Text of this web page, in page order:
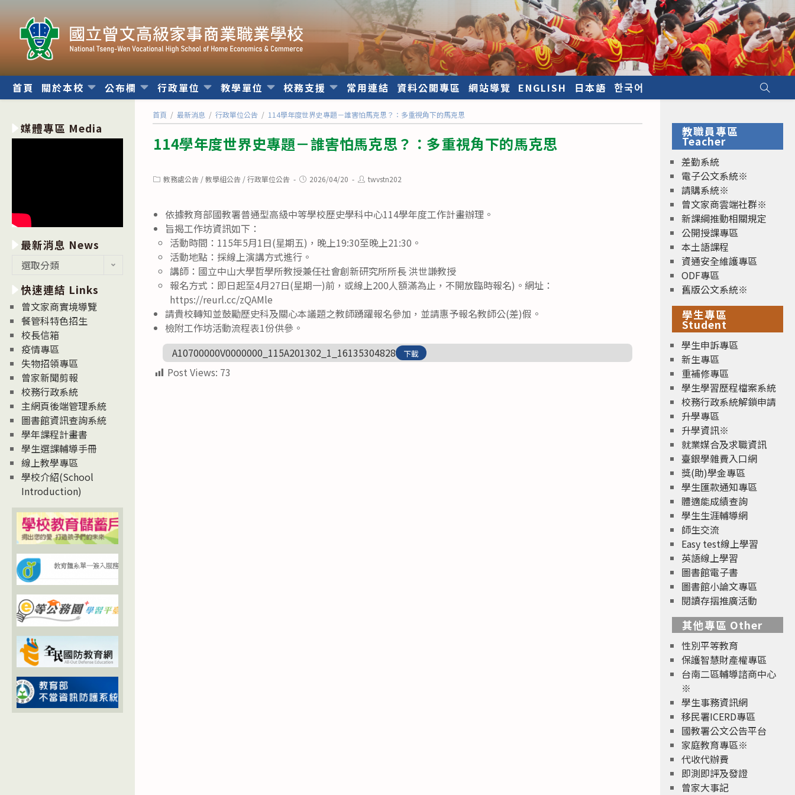
內
首頁 關於本校 公布欄 行政單位 教學單位 校務支援 常用連結 資料公開專區 網站導覽 ENGLISH 日本語 한국어
首頁 / 最新消息 / 行政單位公告 / 114學年度世界史專題－誰害怕馬克思？：多重視角下的馬克思
114學年度世界史專題－誰害怕馬克思？：多重視角下的馬克思
Post教務處公告 / 教學組公告 / 行政單位公告
Post2026/04/20
Posttwvstn202
依據教育部國教署普通型高級中等學校歷史學科中心114學年度工作計畫辦理。
旨揭工作坊資訊如下：
活動時間：115年5月1日(星期五)，晚上19:30至晚上21:30。
活動地點：採線上演講方式進行。
講師：國立中山大學哲學所教授兼任社會創新研究所所長 洪世謙教授
報名方式：即日起至4月27日(星期一)前，或線上200人額滿為止，不開放臨時報名)。網址：
https://reurl.cc/zQAMle
請貴校轉知並鼓勵歷史科及關心本議題之教師踴躍報名參加，並請惠予報名教師公(差)假。
檢附工作坊活動流程表1份供參。
A10700000V0000000_115A201302_1_16135304828
下載
Post Views: 73
媒體專區 Media
最新消息 News
消
息
News
選取分類
快速連結 Links
曾文家商實境導覽
餐管科特色招生
校長信箱
疫情專區
失物招領專區
曾家新聞剪報
校務行政系統
主網頁後端管理系統
圖書館資訊查詢系統
學年課程計畫書
學生選課輔導手冊
線上教學專區
學校介紹(School
Introduction)
教職員專區
Teacher
差勤系統
電子公文系統※
請購系統※
曾文家商雲端社群※
新課綱推動相關規定
公開授課專區
本土語課程
資通安全維護專區
ODF專區
舊版公文系統※
學生專區
Student
學生申訴專區
新生專區
重補修專區
學生學習歷程檔案系統
校務行政系統解鎖申請
升學專區
升學資訊※
就業媒合及求職資訊
臺銀學雜費入口網
獎(助)學金專區
學生匯款通知專區
體適能成績查詢
學生生涯輔導網
師生交流
Easy test線上學習
英語線上學習
圖書館電子書
圖書館小論文專區
閱讀存摺推廣活動
其他專區 Other
性別平等教育
保護智慧財產權專區
台南二區輔導諮商中心
※
學生事務資訊網
移民署ICERD專區
國教署公文公告平台
家庭教育專區※
代收代辦費
即測即評及發證
曾家大事記